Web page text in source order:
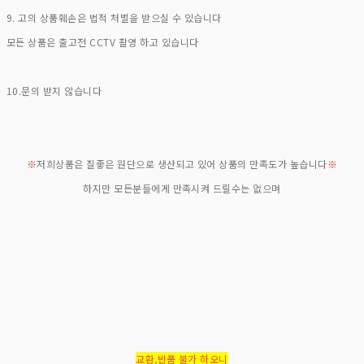
9. 고의 상품훼손은 법적 처벌을 받으실 수 있습니다
모든 상품은 출고전 CCTV 촬영 하고 있습니다
10.문의 받지 않습니다
※저희상품은 질좋은 원단으로 생산되고 있어 상품의 만족도가 높습니다※
하지만 모든분들에게 만족시켜 드릴수는 없으며
교환,반품 불가 하오니